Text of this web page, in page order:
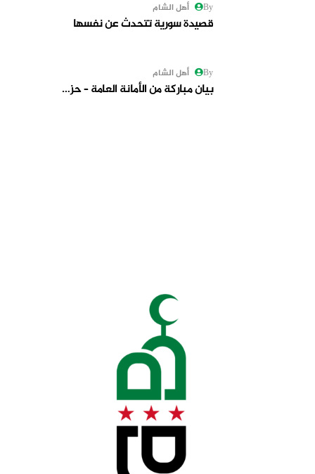
قصيدة سورية تتحدث عن نفسها
By أهل الشام
بيان مباركة من الأمانة العامة – حز…
By أهل الشام